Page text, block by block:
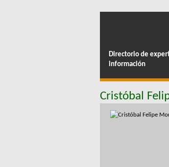
Directorio de
información
Cristóbal